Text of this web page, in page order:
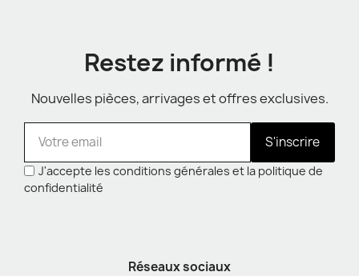
Restez informé !
Nouvelles pièces, arrivages et offres exclusives.
S'inscrire
J'accepte les conditions générales et la politique de
confidentialité
Réseaux sociaux